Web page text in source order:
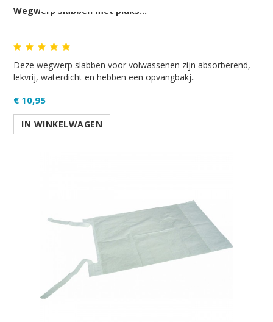
Wegwerp slabben met plaks...
Deze wegwerp slabben voor volwassenen zijn absorberend,
lekvrij, waterdicht en hebben een opvangbakj..
€ 10,95
IN WINKELWAGEN